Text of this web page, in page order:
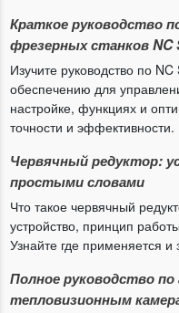
Краткое руководство
фрезерных станков NC
Изучите руководство по
обеспечению для
настройке, функциях и
точности и эффективности.
Червячный редуктор:
простыми словами
Что такое червячный
устройство, принцип
Узнайте где применяется и
Полное руководство
тепловизионным